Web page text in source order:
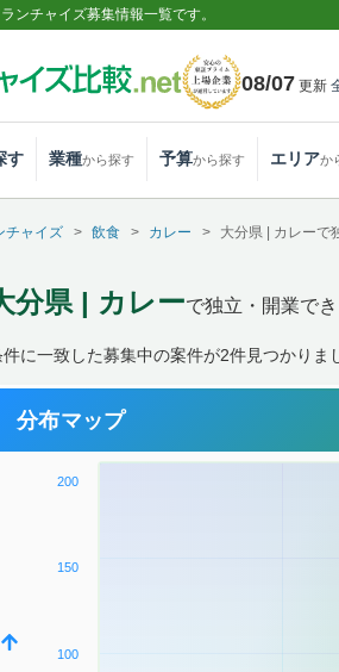
ンチャイズ募集情報一覧です。
08/07 更新
す 業種から探す 予算から探す エリアか
チャイズ 飲食 カレー 大分県 | カレーで
分県 | カレーで独立・開業で
件に一致した募集中の案件が2件見つかりま
分布マップ
200
150
100